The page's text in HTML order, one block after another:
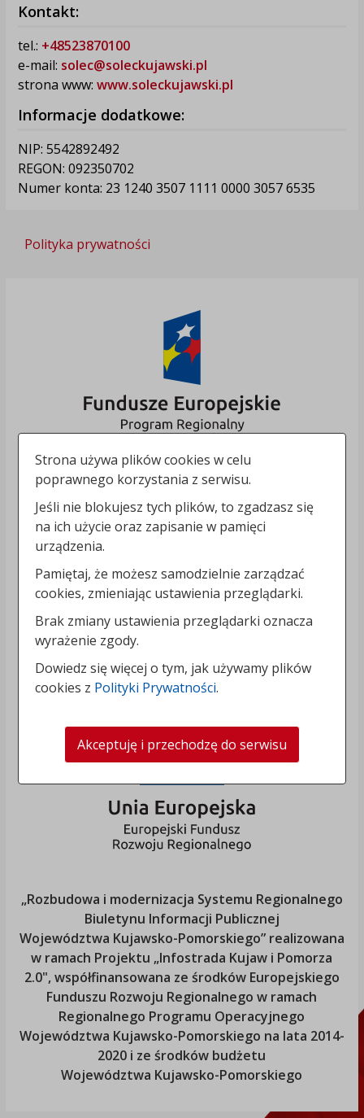
Kontakt:
tel.: +48523870100
e-mail: solec@soleckujawski.pl
strona www: www.soleckujawski.pl
Informacje dodatkowe:
NIP: 5542892492
REGON: 092350702
Numer konta: 23 1240 3507 1111 0000 3057 6535
Polityka prywatności
„Rozbudowa i modernizacja Systemu Regionalnego
Biuletynu Informacji Publicznej
Województwa Kujawsko-Pomorskiego” realizowana
w ramach Projektu „Infostrada Kujaw i Pomorza
2.0", współfinansowana ze środków Europejskiego
Funduszu Rozwoju Regionalnego w ramach
Regionalnego Programu Operacyjnego
Województwa Kujawsko-Pomorskiego na lata 2014-
2020 i ze środków budżetu
Województwa Kujawsko-Pomorskiego
Strona używa plików cookies w celu
poprawnego korzystania z serwisu.
Jeśli nie blokujesz tych plików, to zgadzasz się
na ich użycie oraz zapisanie w pamięci
urządzenia.
Pamiętaj, że możesz samodzielnie zarządzać
cookies, zmieniając ustawienia przeglądarki.
Brak zmiany ustawienia przeglądarki oznacza
wyrażenie zgody.
Dowiedz się więcej o tym, jak używamy plików
cookies z Polityki Prywatności.
Akceptuję i przechodzę do serwisu